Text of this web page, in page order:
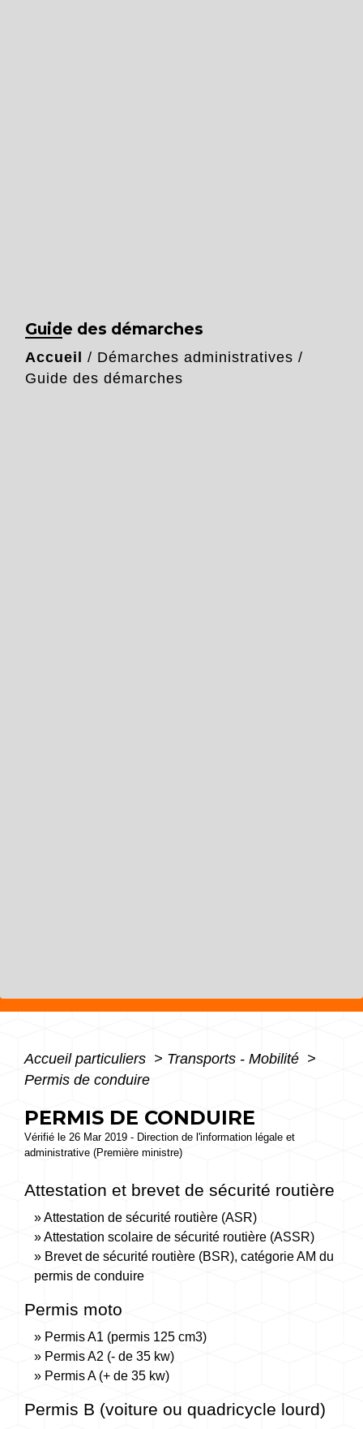
Guide des démarches
Accueil / Démarches administratives /
Guide des démarches
Accueil particuliers > Transports - Mobilité >
Permis de conduire
PERMIS DE CONDUIRE
Vérifié le 26 Mar 2019 - Direction de l'information légale et
administrative (Première ministre)
Attestation et brevet de sécurité routière
Attestation de sécurité routière (ASR)
Attestation scolaire de sécurité routière (ASSR)
Brevet de sécurité routière (BSR), catégorie AM du
permis de conduire
Permis moto
Permis A1 (permis 125 cm3)
Permis A2 (- de 35 kw)
Permis A (+ de 35 kw)
Permis B (voiture ou quadricycle lourd)